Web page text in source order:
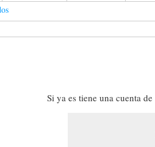
Si ya es tiene una cuenta de